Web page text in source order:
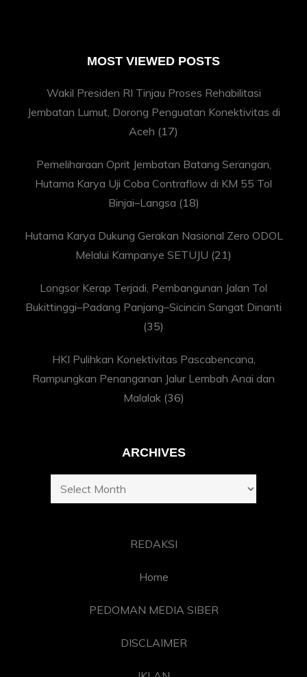
MOST VIEWED POSTS
Wakil Presiden RI Tinjau Proses Rehabilitasi
Jembatan Lumut, Dorong Penguatan Konektivitas di
Aceh (17)
Pemeliharaan Oprit Jembatan Batang Serangan,
Hutama Karya Uji Coba Contraflow di KM 55 Tol
Binjai–Langsa (18)
Hutama Karya Dukung Gerakan Nasional Zero ODOL
Melalui Kampanye SETUJU (21)
Longsor Kerap Terjadi, Pembangunan Jalan Tol
Bukittinggi–Padang Panjang–Sicincin Sangat Dinanti
(35)
HKI Pulihkan Konektivitas Pascabencana,
Rampungkan Penanganan Jalur Lembah Anai dan
Malalak (36)
ARCHIVES
Archives
REDAKSI
Home
PEDOMAN MEDIA SIBER
DISCLAIMER